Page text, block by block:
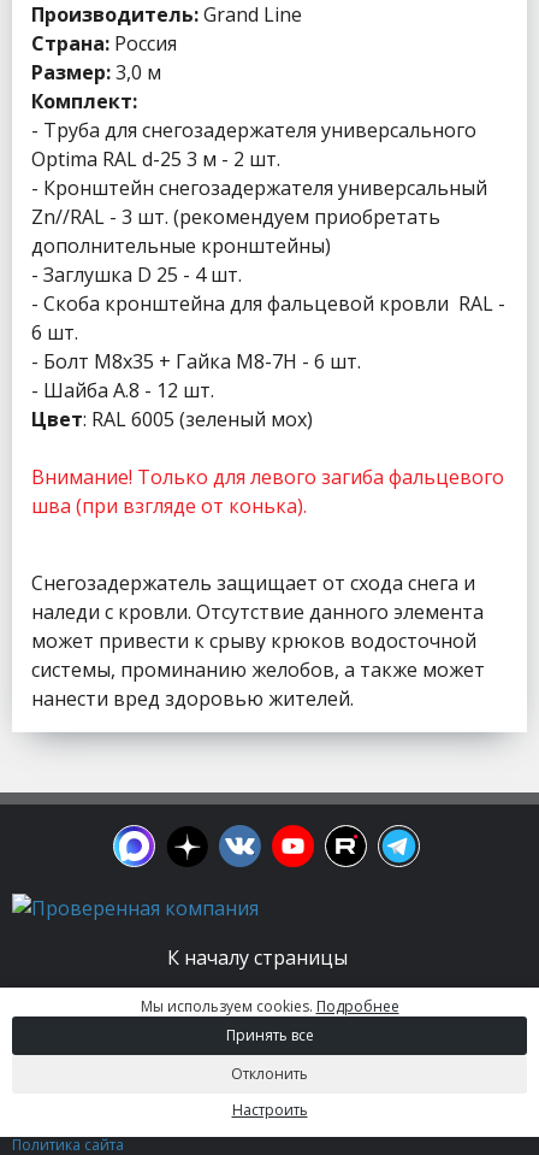
Производитель:Grand Line
Страна: Россия
Размер:3,0 м
Комплект:
- Труба для снегозадержателя универсального
Optima RAL d-25 3 м - 2 шт.
- Кронштейн снегозадержателя универсальный
Zn//RAL - 3 шт. (рекомендуем приобретать
дополнительные кронштейны)
- Заглушка D 25 - 4 шт.
- Скоба кронштейна для фальцевой кровли RAL -
6 шт.
- Болт М8х35 + Гайка М8-7Н - 6 шт.
- Шайба А.8 - 12 шт.
Цвет: RAL 6005 (зеленый мох)
Внимание! Только для левого загиба фальцевого
шва (при взгляде от конька).
Снегозадержатель защищает от схода снега и
наледи с кровли. Отсутствие данного элемента
может привести к срыву крюков водосточной
системы, проминанию желобов, а также может
нанести вред здоровью жителей.
К началу страницы
© 2003 - 2026. Апельсин group | Группа
строительных компаний Все права защищены.
Вся информация на этом сайте носит
информационный характер и не является
публичной офертой, определяемой положениями
Политика сайта
Мы используем cookies. Подробнее
Принять все
Отклонить
Настроить